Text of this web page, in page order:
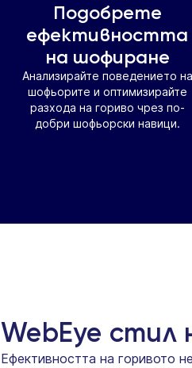
Подобрете
ефективността
на шофиране
Анализирайте поведението на
шофьорите и оптимизирайте
разхода на гориво чрез по-
добри шофьорски навици.
WebEye
Ефективността на горивото